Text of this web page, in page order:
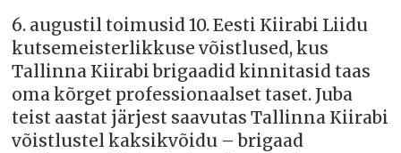
6. augustil toimusid 10. Eesti Kiirabi Liidu
kutsemeisterlikkuse võistlused, kus
Tallinna Kiirabi brigaadid kinnitasid taas
oma kõrget professionaalset taset. Juba
teist aastat järjest saavutas Tallinna Kiirabi
võistlustel kaksikvõidu – brigaad